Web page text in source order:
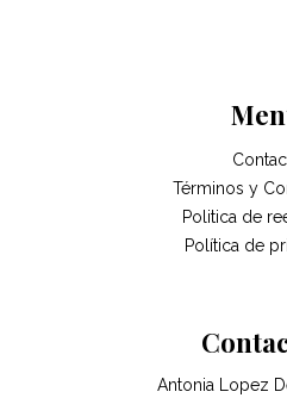
Términos y
Politica de
Política de
Antonia Lopez